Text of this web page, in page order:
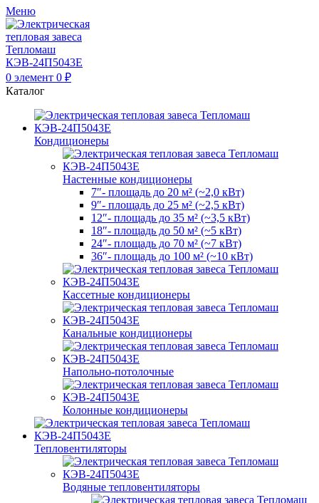
Меню
0 элемент 0 ₽
Каталог
Кондиционеры
Настенные кондиционеры
7″- площадь до 20 м² (~2,0 кВт)
9″- площадь до 25 м² (~2,5 кВт)
12″- площадь до 35 м² (~3,5 кВт)
18″- площадь до 50 м² (~5 кВт)
24″- площадь до 70 м² (~7 кВт)
36″- площадь до 100 м² (~10 кВт)
Кассетные кондиционеры
Канальные кондиционеры
Напольно-потолочные
Колонные кондиционеры
Тепловентиляторы
Водяные тепловентиляторы